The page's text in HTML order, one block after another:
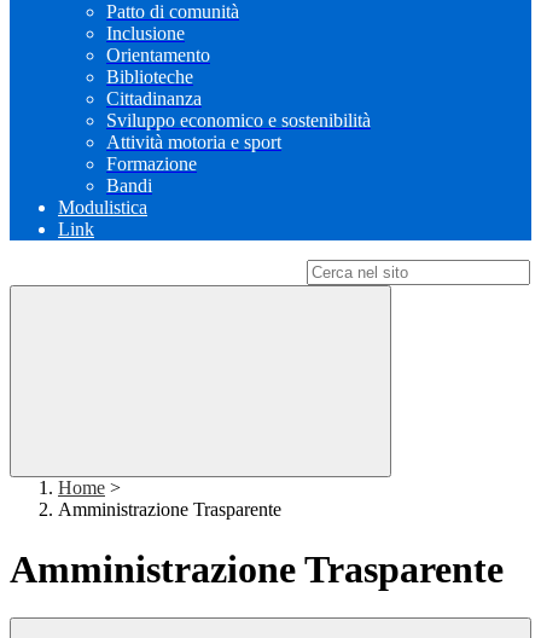
Patto di comunità
Inclusione
Orientamento
Biblioteche
Cittadinanza
Sviluppo economico e sostenibilità
Attività motoria e sport
Formazione
Bandi
Modulistica
Link
Home >
Amministrazione Trasparente
Amministrazione Trasparente